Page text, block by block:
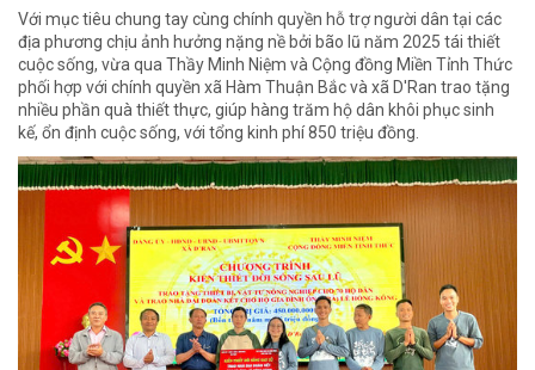
Với mục tiêu chung tay cùng chính quyền hỗ trợ người dân tại các
địa phương chịu ảnh hưởng nặng nề bởi bão lũ năm 2025 tái thiết
cuộc sống, vừa qua Thầy Minh Niệm và Cộng đồng Miền Tỉnh Thức
phối hợp với chính quyền xã Hàm Thuận Bắc và xã D'Ran trao tặng
nhiều phần quà thiết thực, giúp hàng trăm hộ dân khôi phục sinh
kế, ổn định cuộc sống, với tổng kinh phí 850 triệu đồng.